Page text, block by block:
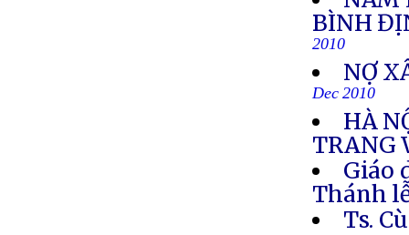
BÌNH
2010
NỢ
Dec 2010
HÀ
TRANG
Giáo
Thánh
Ts.